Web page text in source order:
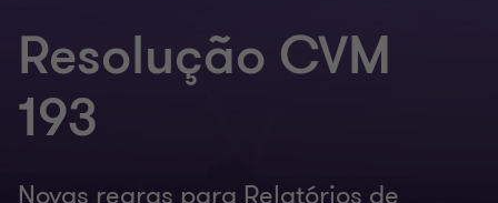
Resolução CVM
193
Novas regras para Relatórios de